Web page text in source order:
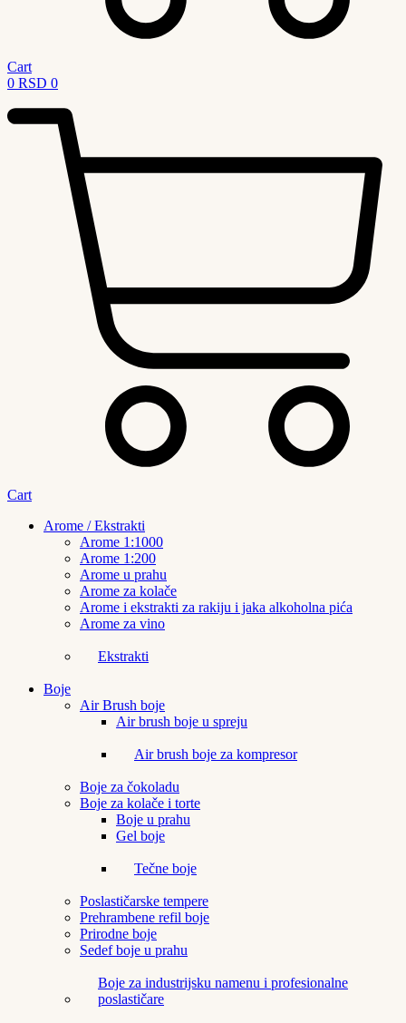
Cart
0 RSD 0
Cart
Arome / Ekstrakti
Arome 1:1000
Arome 1:200
Arome u prahu
Arome za kolače
Arome i ekstrakti za rakiju i jaka alkoholna pića
Arome za vino
Ekstrakti
Boje
Air Brush boje
Air brush boje u spreju
Air brush boje za kompresor
Boje za čokoladu
Boje za kolače i torte
Boje u prahu
Gel boje
Tečne boje
Poslastičarske tempere
Prehrambene refil boje
Prirodne boje
Sedef boje u prahu
Boje za industrijsku namenu i profesionalne
poslastičare